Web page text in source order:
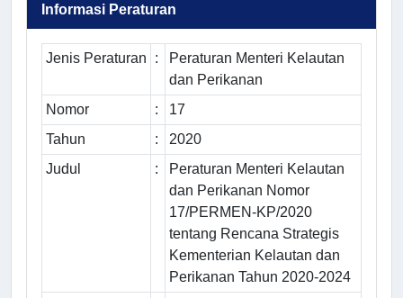
Informasi Peraturan
Jenis Peraturan :
Peraturan Menteri Kelautan
dan Perikanan
Nomor
:
17
Tahun
:
2020
Judul
:
Peraturan Menteri Kelautan
dan Perikanan Nomor
17/PERMEN-KP/2020
tentang Rencana Strategis
Kementerian Kelautan dan
Perikanan Tahun 2020-2024